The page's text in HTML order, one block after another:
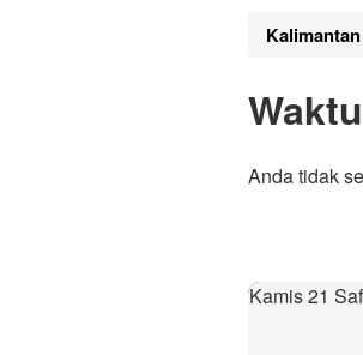
Anda tidak
Kamis 21